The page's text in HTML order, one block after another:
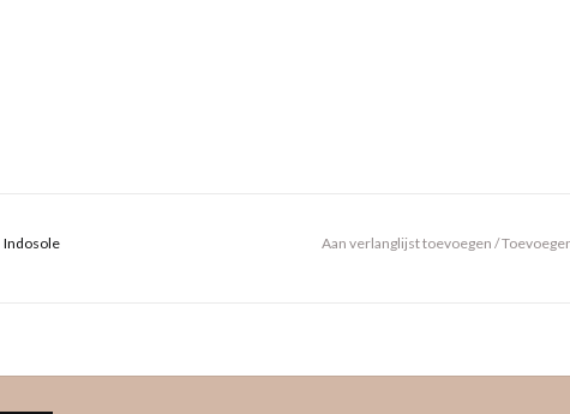
Indosole Aan verlanglijst toevoegen /